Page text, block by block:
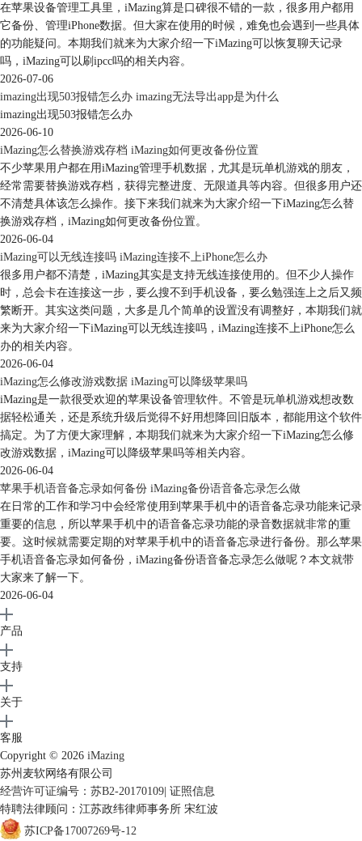
四、编辑整合
批量导出后为TXT格式，可以依次点击打开编辑，然后根据自己的需求在
Word里整合。
图 8：导出后文件
以上就是介绍的使用iMazing将iOS设备里的备忘录批量导出到电脑上的教
程。不过导出为文本是不会包含备忘录里的图片的，所以适合编辑整合文
字内容的情况使用。你是不是也有这样的需求呢？赶紧点击iMazing下载
获取软件体验一下吧。
在苹果设备管理工具里，iMazing算是口碑很不错的一款，很多用户都用
它备份、管理iPhone数据。但大家在使用的时候，难免也会遇到一些具体
的功能疑问。本期我们就来为大家介绍一下iMazing可以恢复聊天记录
吗，iMazing可以刷ipcc吗的相关内容。
2026-07-06
imazing出现503报错怎么办 imazing无法导出app是为什么
imazing出现503报错怎么办
2026-06-10
iMazing怎么替换游戏存档 iMazing如何更改备份位置
不少苹果用户都在用iMazing管理手机数据，尤其是玩单机游戏的朋友，
经常需要替换游戏存档，获得完整进度、无限道具等内容。但很多用户还
不清楚具体该怎么操作。接下来我们就来为大家介绍一下iMazing怎么替
换游戏存档，iMazing如何更改备份位置。
2026-06-04
iMazing可以无线连接吗 iMazing连接不上iPhone怎么办
很多用户都不清楚，iMazing其实是支持无线连接使用的。但不少人操作
时，总会卡在连接这一步，要么搜不到手机设备，要么勉强连上之后又频
繁断开。其实这类问题，大多是几个简单的设置没有调整好，本期我们就
来为大家介绍一下iMazing可以无线连接吗，iMazing连接不上iPhone怎么
办的相关内容。
2026-06-04
iMazing怎么修改游戏数据 iMazing可以降级苹果吗
iMazing是一款很受欢迎的苹果设备管理软件。不管是玩单机游戏想改数
据轻松通关，还是系统升级后觉得不好用想降回旧版本，都能用这个软件
搞定。为了方便大家理解，本期我们就来为大家介绍一下iMazing怎么修
改游戏数据，iMazing可以降级苹果吗等相关内容。
2026-06-04
苹果手机语音备忘录如何备份 iMazing备份语音备忘录怎么做
在日常的工作和学习中会经常使用到苹果手机中的语音备忘录功能来记录
重要的信息，所以苹果手机中的语音备忘录功能的录音数据就非常的重
要。这时候就需要定期的对苹果手机中的语音备忘录进行备份。那么苹果
手机语音备忘录如何备份，iMazing备份语音备忘录怎么做呢？本文就带
大家来了解一下。
2026-06-04
产品
支持
关于
客服
Copyright © 2026 iMazing
苏州麦软网络有限公司
经营许可证编号：苏B2-20170109 证照信息
特聘法律顾问：江苏政纬律师事务所 宋红波
苏ICP备17007269号-12